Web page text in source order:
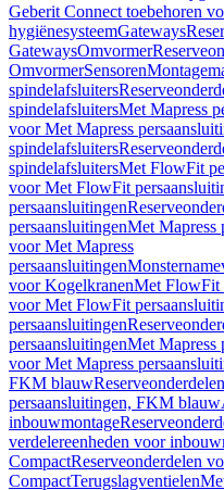
Geberit Connect toebehoren
hygiënesysteemGateways
GatewaysOmvormer
OmvormerSensoren
spindelafsluiters
spindelafsluitersMet Mapress
voor Met Mapress
spindelafsluiters
spindelafsluitersMet FlowFit
voor Met FlowFit
persaansluitingen
persaansluitingenMet Mapress
voor Met Mapress
persaansluitingen
voor KogelkranenMet FlowFit
voor Met FlowFit
persaansluitingen
persaansluitingenMet Mapress
voor Met Mapress
FKM blauw
persaansluitingen, FKM blauw
inbouwmontage
verdelereenheden voor
CompactReserveonderdelen
CompactTerugslagventielen